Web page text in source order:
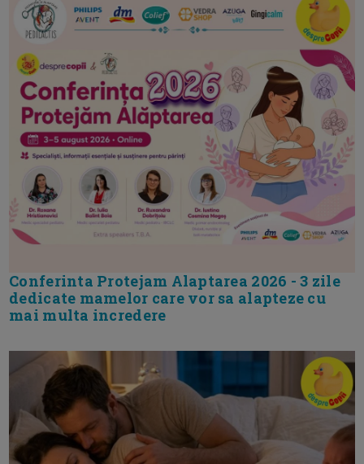
Conferinta Protejam Alaptarea 2026 - 3 zile
dedicate mamelor care vor sa alapteze cu
mai multa incredere